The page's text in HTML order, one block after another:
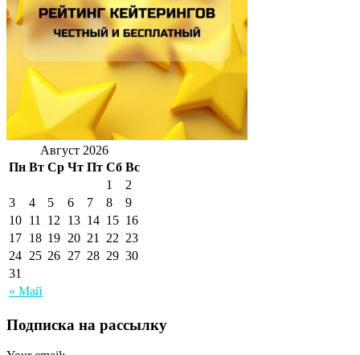
Август 2026
Пн Вт Ср Чт Пт Сб Вс
« Май
1
2
3
4 5 6 7 8
9
10 11 12 13 14 15 16
17 18 19 20 21 22 23
24 25 26 27 28 29 30
31
Подписка на рассылку